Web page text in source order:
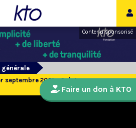
Contenu sponsorisé
générale
septembre 2021 - Galates sans
Faire un don à KTO